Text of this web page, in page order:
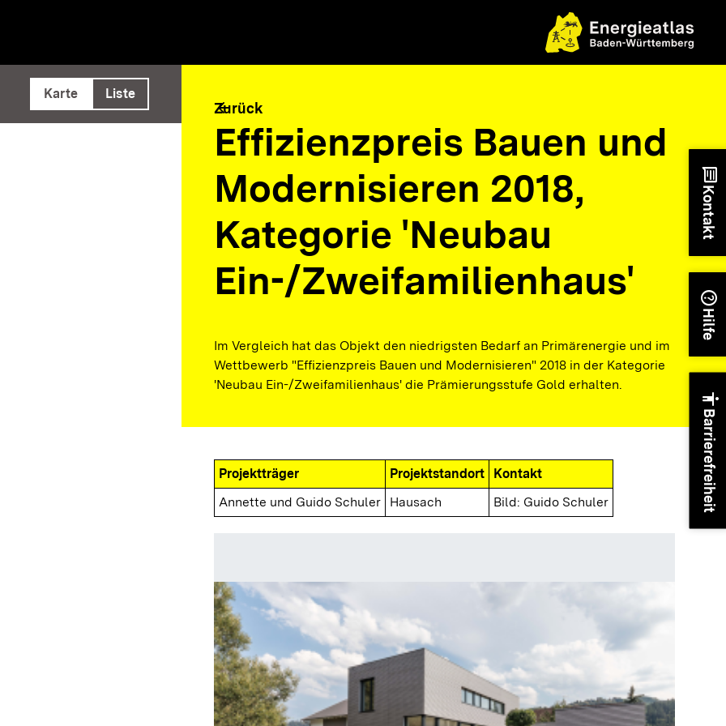
ausführen
Karte Liste
arrow_back
Zurück
Effizienzpreis Bauen und
Modernisieren 2018,
Kategorie 'Neubau
Ein-/Zweifamilienhaus'
Im Vergleich hat das Objekt den niedrigsten Bedarf an Primärenergie und im
Wettbewerb "Effizienzpreis Bauen und Modernisieren" 2018 in der Kategorie
'Neubau Ein-/Zweifamilienhaus' die Prämierungsstufe Gold erhalten.
Projektträger Projektstandort
Kontakt
Annette und Guido Schuler
Hausach Bild: Guido Schuler
chat
Kontakt
help
Hilfe
accessibility
Barrierefreiheit